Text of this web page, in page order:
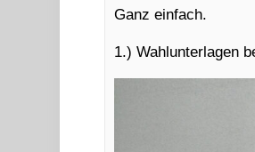
Ganz einfach.
1.) Wahlunterlagen